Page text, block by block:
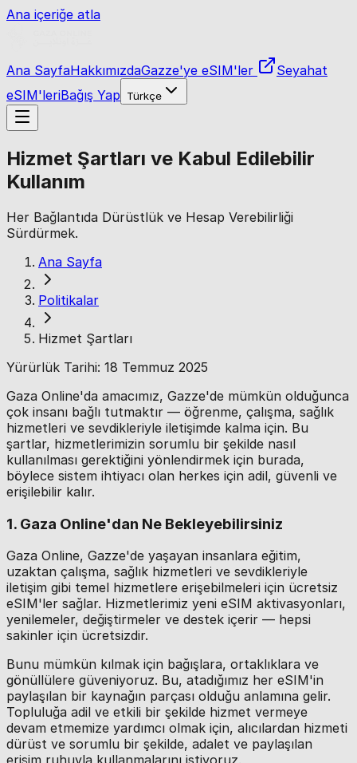
Ana içeriğe atla
Ana SayfaHakkımızdaGazze'ye eSIM'ler
Seyahat
eSIM'leriBağış Yap Türkçe
Hizmet Şartları ve Kabul Edilebilir
Kullanım
Her Bağlantıda Dürüstlük ve Hesap Verebilirliği
Sürdürmek.
Ana Sayfa
Politikalar
Hizmet Şartları
Yürürlük Tarihi: 18 Temmuz 2025
Gaza Online'da amacımız, Gazze'de mümkün olduğunca
çok insanı bağlı tutmaktır — öğrenme, çalışma, sağlık
hizmetleri ve sevdikleriyle iletişimde kalma için. Bu
şartlar, hizmetlerimizin sorumlu bir şekilde nasıl
kullanılması gerektiğini yönlendirmek için burada,
böylece sistem ihtiyacı olan herkes için adil, güvenli ve
erişilebilir kalır.
1. Gaza Online'dan Ne Bekleyebilirsiniz
Gaza Online, Gazze'de yaşayan insanlara eğitim,
uzaktan çalışma, sağlık hizmetleri ve sevdikleriyle
iletişim gibi temel hizmetlere erişebilmeleri için ücretsiz
eSIM'ler sağlar. Hizmetlerimiz yeni eSIM aktivasyonları,
yenilemeler, değiştirmeler ve destek içerir — hepsi
sakinler için ücretsizdir.
Bunu mümkün kılmak için bağışlara, ortaklıklara ve
gönüllülere güveniyoruz. Bu, atadığımız her eSIM'in
paylaşılan bir kaynağın parçası olduğu anlamına gelir.
Topluluğa adil ve etkili bir şekilde hizmet vermeye
devam etmemize yardımcı olmak için, alıcılardan hizmeti
dürüst ve sorumlu bir şekilde, adalet ve paylaşılan